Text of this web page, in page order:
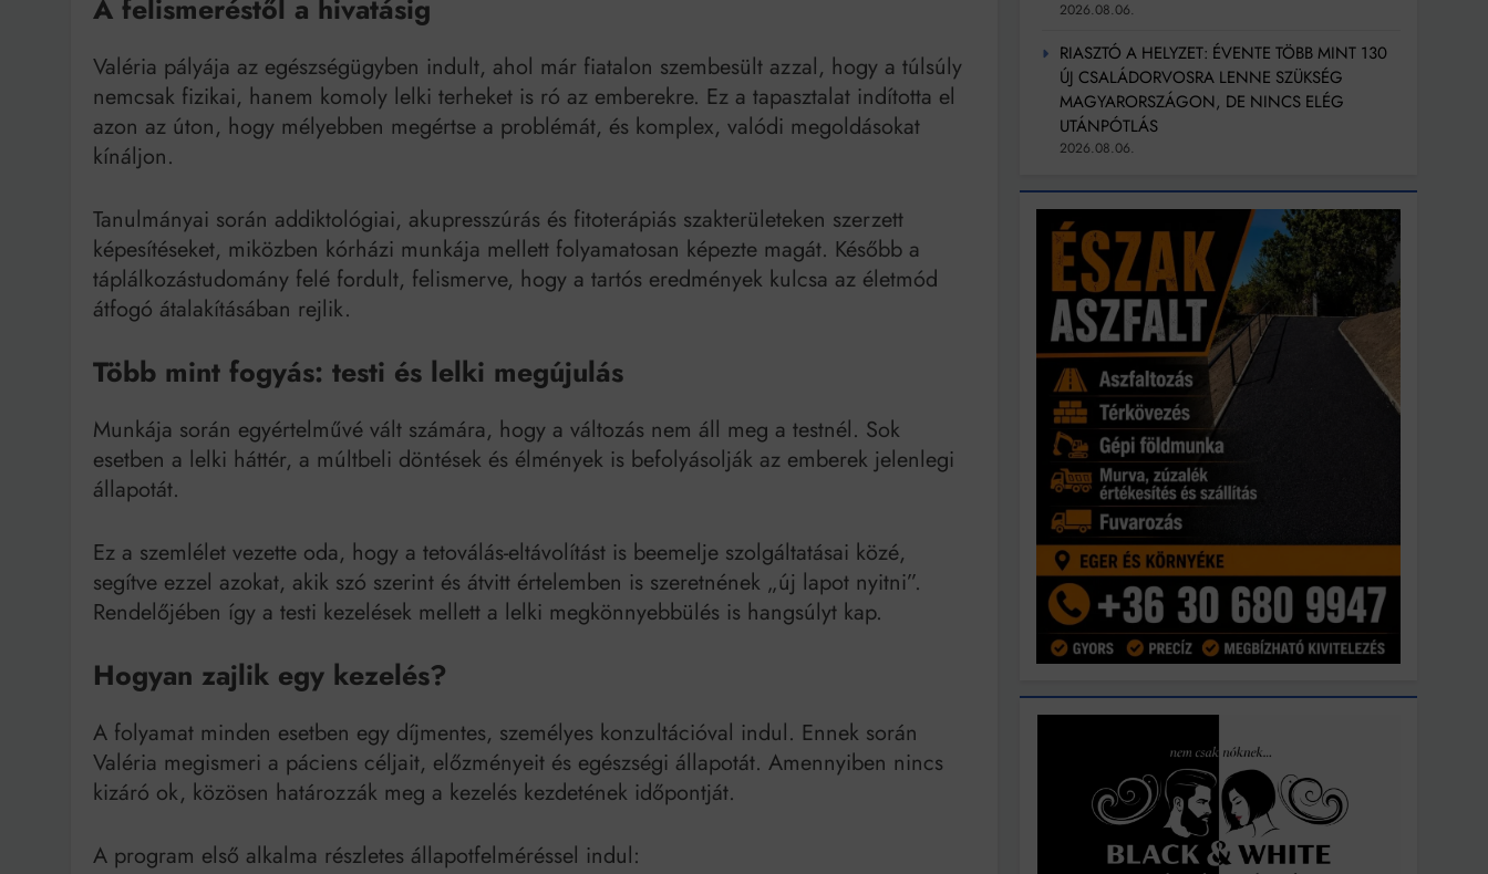
Bitumenes lapostetők: a bevált technológia akkor működik, ha jól van felújítva
A felismeréstől a hivatásig
Valéria pályája az egészségügyben indult, ahol már fiatalon szembesült azzal, hogy a túlsúly
nemcsak fizikai, hanem komoly lelki terheket is ró az emberekre. Ez a tapasztalat indította el
azon az úton, hogy mélyebben megértse a problémát, és komplex, valódi megoldásokat
kínáljon.
Tanulmányai során addiktológiai, akupresszúrás és fitoterápiás szakterületeken szerzett
képesítéseket, miközben kórházi munkája mellett folyamatosan képezte magát. Később a
táplálkozástudomány felé fordult, felismerve, hogy a tartós eredmények kulcsa az életmód
átfogó átalakításában rejlik.
Több mint fogyás: testi és lelki megújulás
Munkája során egyértelművé vált számára, hogy a változás nem áll meg a testnél. Sok
esetben a lelki háttér, a múltbeli döntések és élmények is befolyásolják az emberek jelenlegi
állapotát.
Ez a szemlélet vezette oda, hogy a tetoválás-eltávolítást is beemelje szolgáltatásai közé,
segítve ezzel azokat, akik szó szerint és átvitt értelemben is szeretnének „új lapot nyitni”.
Rendelőjében így a testi kezelések mellett a lelki megkönnyebbülés is hangsúlyt kap.
Hogyan zajlik egy kezelés?
A folyamat minden esetben egy díjmentes, személyes konzultációval indul. Ennek során
Valéria megismeri a páciens céljait, előzményeit és egészségi állapotát. Amennyiben nincs
kizáró ok, közösen határozzák meg a kezelés kezdetének időpontját.
A program első alkalma részletes állapotfelméréssel indul:
2026.08.06.
RIASZTÓ A HELYZET: ÉVENTE TÖBB MINT 130
ÚJ CSALÁDORVOSRA LENNE SZÜKSÉG
MAGYARORSZÁGON, DE NINCS ELÉG
UTÁNPÓTLÁS
2026.08.06.